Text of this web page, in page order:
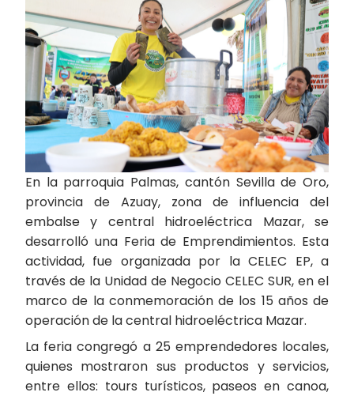
En la parroquia Palmas, cantón Sevilla de Oro,
provincia de Azuay, zona de influencia del
embalse y central hidroeléctrica Mazar, se
desarrolló una Feria de Emprendimientos. Esta
actividad, fue organizada por la CELEC EP, a
través de la Unidad de Negocio CELEC SUR, en el
marco de la conmemoración de los 15 años de
operación de la central hidroeléctrica Mazar.
La feria congregó a 25 emprendedores locales,
quienes mostraron sus productos y servicios,
entre ellos: tours turísticos, paseos en canoa,